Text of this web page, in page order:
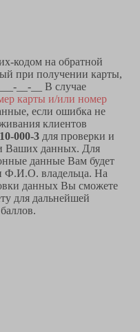
кодом на обратной
при получении карты,
__-__ В случае
карты и/или номер
если ошибка не
клиентов
000-3 для проверки и
Ваших данных. Для
данные Вам будет
Ф.И.О. владельца. На
данных Вы сможете
для дальнейшей